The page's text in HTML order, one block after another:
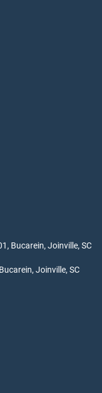
Bucarein, Joinville, SC
Joinville, SC